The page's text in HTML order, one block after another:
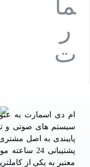
ام دی اسمارت به
سیستم های صوتی و
پایبندی به اصل
پشتیبانی 24
معتبر به یکی از